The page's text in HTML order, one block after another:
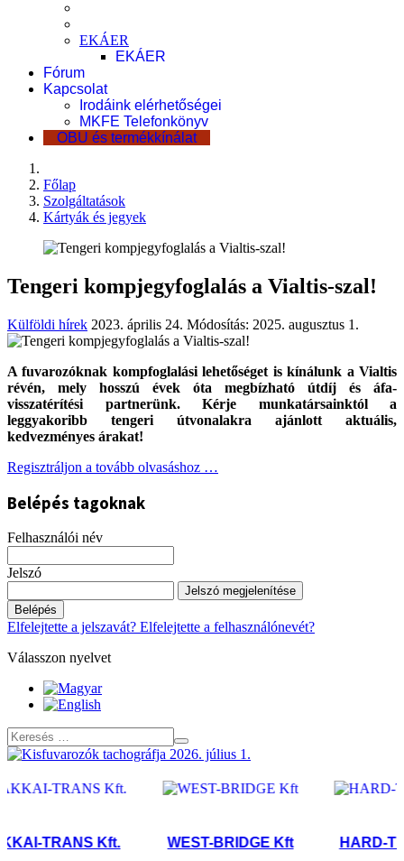
EKÁER
EKÁER
Fórum
Kapcsolat
Irodáink elérhetőségei
MKFE Telefonkönyv
OBU és termékkínálat
Főlap
Szolgáltatások
Kártyák és jegyek
Tengeri kompjegyfoglalás a Vialtis-szal!
Külföldi hírek 2023. április 24. Módosítás: 2025. augusztus 1.
A fuvarozóknak kompfoglalási lehetőséget is kínálunk a Vialtis
révén, mely hosszú évek óta megbízható útdíj és áfa-
visszatérítési partnerünk. Kérje munkatársainktól a
leggyakoribb tengeri útvonalakra ajánlott aktuális,
kedvezményes árakat!
Regisztráljon a tovább olvasáshoz …
Belépés tagoknak
Felhasználói név
Jelszó
Jelszó megjelenítése
Belépés
Elfelejtette a jelszavát? Elfelejtette a felhasználónevét?
Válasszon nyelvet
TRANS Kft. WEST-BRIDGE Kft HARD-